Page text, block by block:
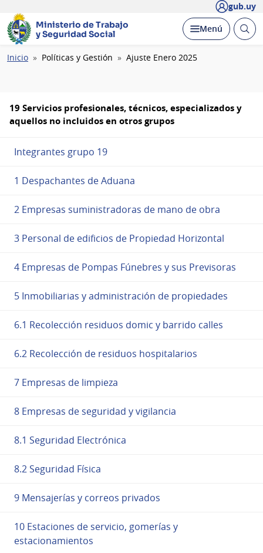
gub.uy
Ministerio de Trabajo
y Seguridad Social
Desplegar
Menú Abrir
Ruta
Inicio Políticas y Gestión Ajuste Enero 2025
19 Servicios profesionales, técnicos, especializados y
aquellos no incluidos en otros grupos
Integrantes grupo 19
1 Despachantes de Aduana
2 Empresas suministradoras de mano de obra
3 Personal de edificios de Propiedad Horizontal
4 Empresas de Pompas Fúnebres y sus Previsoras
5 Inmobiliarias y administración de propiedades
6.1 Recolección residuos domic y barrido calles
6.2 Recolección de residuos hospitalarios
7 Empresas de limpieza
8 Empresas de seguridad y vigilancia
8.1 Seguridad Electrónica
8.2 Seguridad Física
9 Mensajerías y correos privados
10 Estaciones de servicio, gomerías y
estacionamientos